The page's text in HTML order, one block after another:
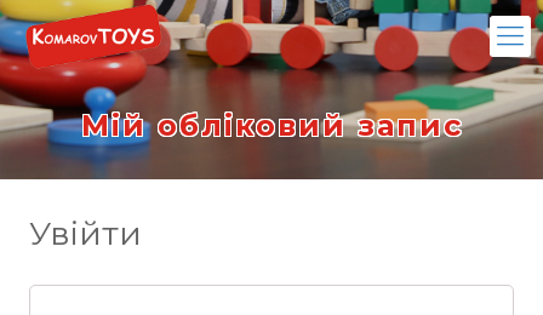
Мій обліковий запис
Увійти